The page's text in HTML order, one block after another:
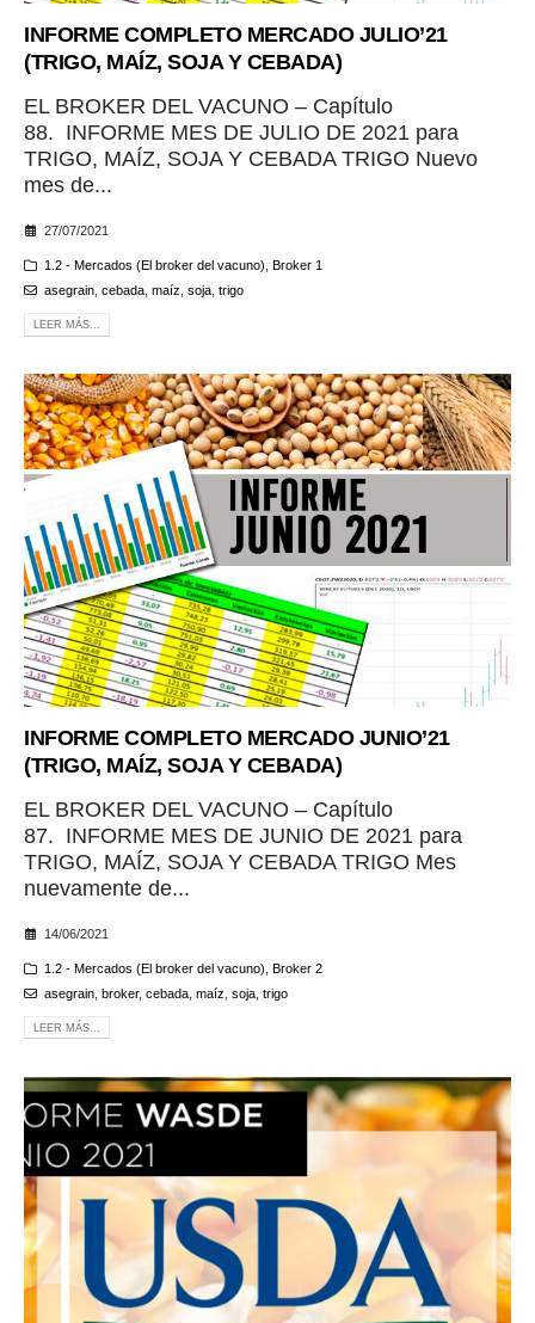
INFORME COMPLETO MERCADO JULIO’21
(TRIGO, MAÍZ, SOJA Y CEBADA)
EL BROKER DEL VACUNO – Capítulo
88. INFORME MES DE JULIO DE 2021 para
TRIGO, MAÍZ, SOJA Y CEBADA TRIGO Nuevo
mes de...
27/07/2021
1.2 - Mercados (El broker del vacuno) Broker 1
asegrain, cebada, maíz soja, trigo
LEER MÁS...
INFORME COMPLETO MERCADO JUNIO’21
(TRIGO, MAÍZ, SOJA Y CEBADA)
EL BROKER DEL VACUNO – Capítulo
87. INFORME MES DE JUNIO DE 2021 para
TRIGO, MAÍZ, SOJA Y CEBADA TRIGO Mes
nuevamente de...
14/06/2021
1.2 - Mercados (El broker del vacuno) Broker 2
asegrain, broker, cebada, maíz soja, trigo
LEER MÁS...